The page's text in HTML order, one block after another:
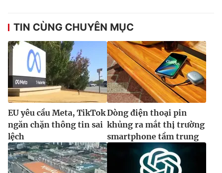
TIN CÙNG CHUYÊN MỤC
EU yêu cầu Meta, TikTok
ngăn chặn thông tin sai
lệch
Dòng điện thoại pin
khủng ra mắt thị trường
smartphone tầm trung